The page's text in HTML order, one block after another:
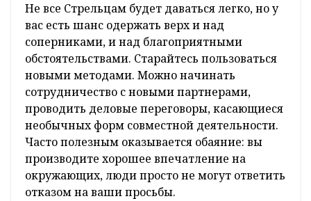
Не все Стрельцам будет даваться легко, но у
вас есть шанс одержать верх и над
соперниками, и над благоприятными
обстоятельствами. Старайтесь пользоваться
новыми методами. Можно начинать
сотрудничество с новыми партнерами,
проводить деловые переговоры, касающиеся
необычных форм совместной деятельности.
Часто полезным оказывается обаяние: вы
производите хорошее впечатление на
окружающих, люди просто не могут ответить
отказом на ваши просьбы.